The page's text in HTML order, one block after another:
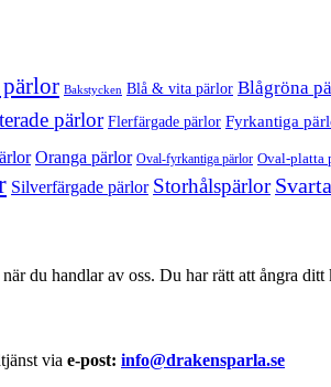
Bakstycken Blå & vita pärlor Blågröna
pärlor Flerfärgade pärlor Fyrkantiga
Oranga pärlor Oval-fyrkantiga pärlor Oval-platta
Silverfärgade pärlor Storhålspärlor
du handlar av oss. Du har rätt att ångra
via e-post: info@drakensparla.se